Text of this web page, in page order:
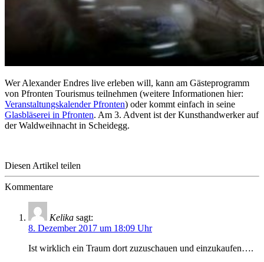
Wer Alexander Endres live erleben will, kann am Gästeprogramm
von Pfronten Tourismus teilnehmen (weitere Informationen hier:
Veranstaltungskalender Pfronten) oder kommt einfach in seine
Glasbläserei in Pfronten. Am 3. Advent ist der Kunsthandwerker auf
der Waldweihnacht in Scheidegg.
Diesen Artikel teilen
Kommentare
Kelika sagt:
8. Dezember 2017 um 18:09 Uhr
Ist wirklich ein Traum dort zuzuschauen und einzukaufen….